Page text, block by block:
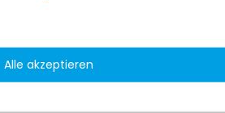
mit High Profile Slotblende
Alle akzeptieren